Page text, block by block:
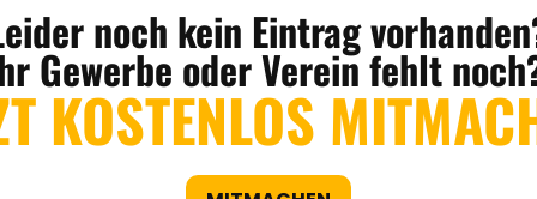
noch kein Eintrag
Gewerbe oder Verein fehlt
KOSTENLOS